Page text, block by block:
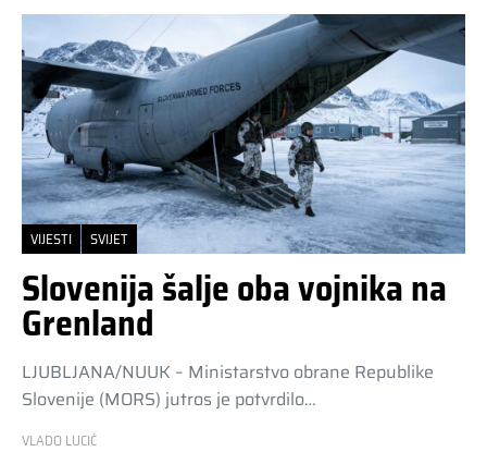
VIJESTI SVIJET
Slovenija šalje oba vojnika na
Grenland
LJUBLJANA/NUUK – Ministarstvo obrane Republike
Slovenije (MORS) jutros je potvrdilo…
VLADO LUCIĆ